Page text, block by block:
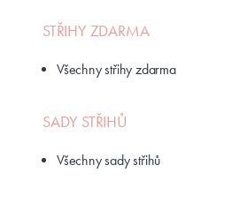
STŘIHY ZDARMA
Všechny střihy zdarma
SADY STŘIHŮ
Všechny sady střihů